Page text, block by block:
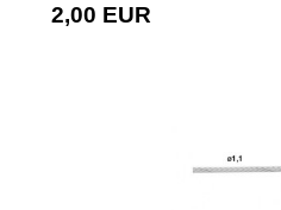
2,00 EUR